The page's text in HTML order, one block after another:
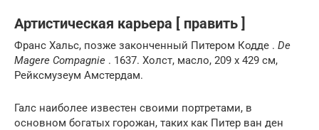
Артистическая карьера [ править ]
Франс Хальс, позже законченный Питером Кодде . De
Magere Compagnie . 1637. Холст, масло, 209 x 429 см,
Рейксмузеум Амстердам.
Галс наиболее известен своими портретами, в
основном богатых горожан, таких как Питер ван ден